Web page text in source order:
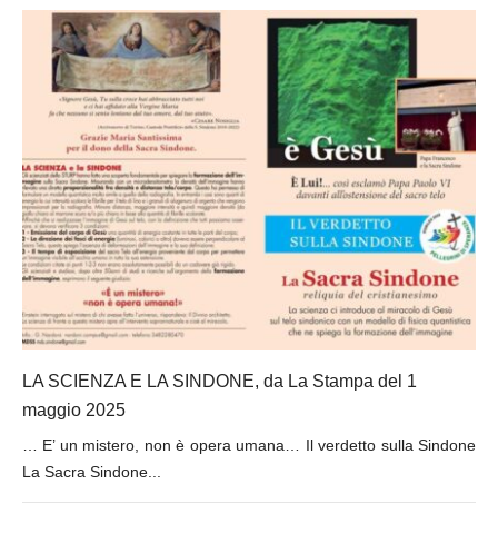
LA SCIENZA E LA SINDONE, da La Stampa del 1
maggio 2025
… E’ un mistero, non è opera umana… Il verdetto sulla Sindone
La Sacra Sindone...